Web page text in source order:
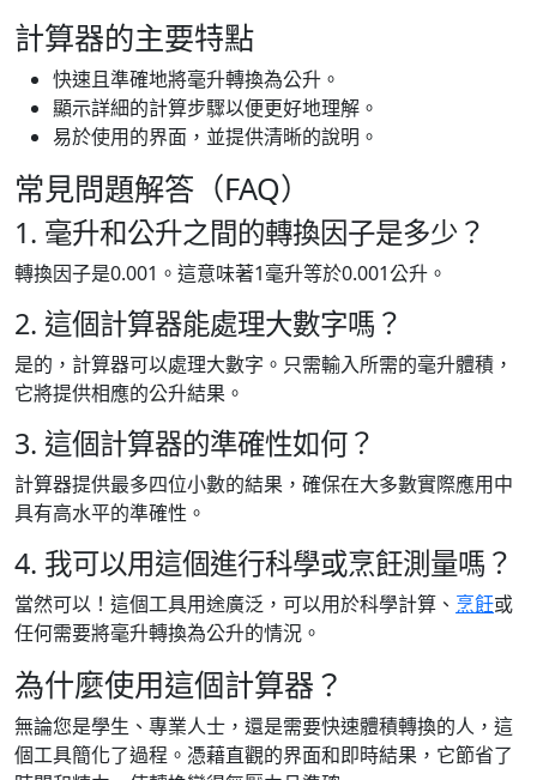
計算器的主要特點
快速且準確地將毫升轉換為公升。
顯示詳細的計算步驟以便更好地理解。
易於使用的界面，並提供清晰的說明。
常見問題解答（FAQ）
1. 毫升和公升之間的轉換因子是多少？
轉換因子是0.001。這意味著1毫升等於0.001公升。
2. 這個計算器能處理大數字嗎？
是的，計算器可以處理大數字。只需輸入所需的毫升體積，
它將提供相應的公升結果。
3. 這個計算器的準確性如何？
計算器提供最多四位小數的結果，確保在大多數實際應用中
具有高水平的準確性。
4. 我可以用這個進行科學或烹飪測量嗎？
當然可以！這個工具用途廣泛，可以用於科學計算、 烹飪或
任何需要將毫升轉換為公升的情況。
為什麼使用這個計算器？
無論您是學生、專業人士，還是需要快速體積轉換的人，這
個工具簡化了過程。憑藉直觀的界面和即時結果，它節省了